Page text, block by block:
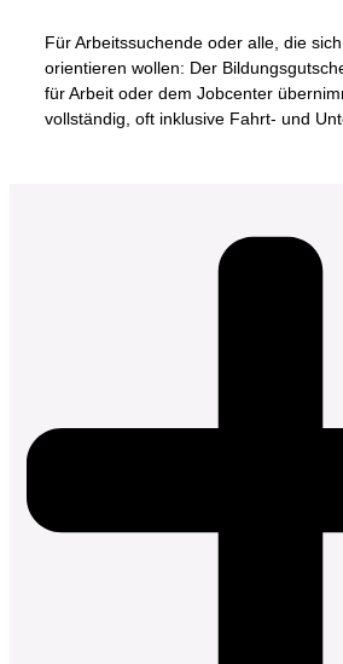
Für Arbeitssuchende oder alle, die
orientieren wollen: Der
für Arbeit oder dem Jobcenter
vollständig, oft inklusive Fahrt- und